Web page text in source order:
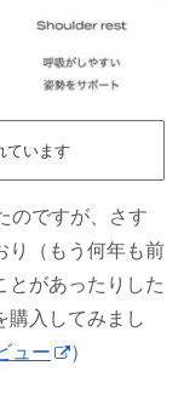
ています
のですが、さす
り（もう何年も前
とがあったりした
購入してみまし
ュー ）